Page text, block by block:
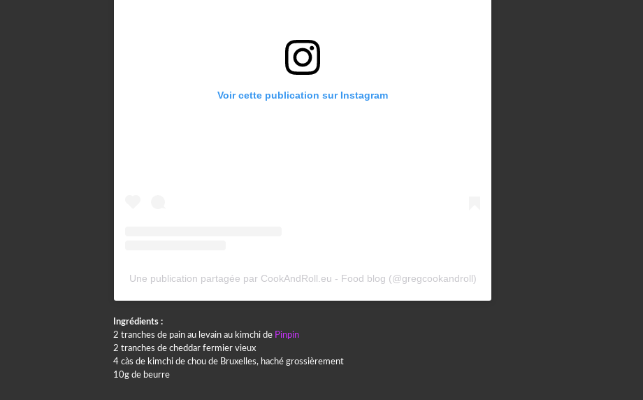
Voir cette publication sur Instagram
Une publication partagée par CookAndRoll.eu - Food blog (@gregcookandroll)
Ingrédients :
2 tranches de pain au levain au kimchi de Pinpin
2 tranches de cheddar fermier vieux
4 càs de kimchi de chou de Bruxelles, haché grossièrement
10g de beurre